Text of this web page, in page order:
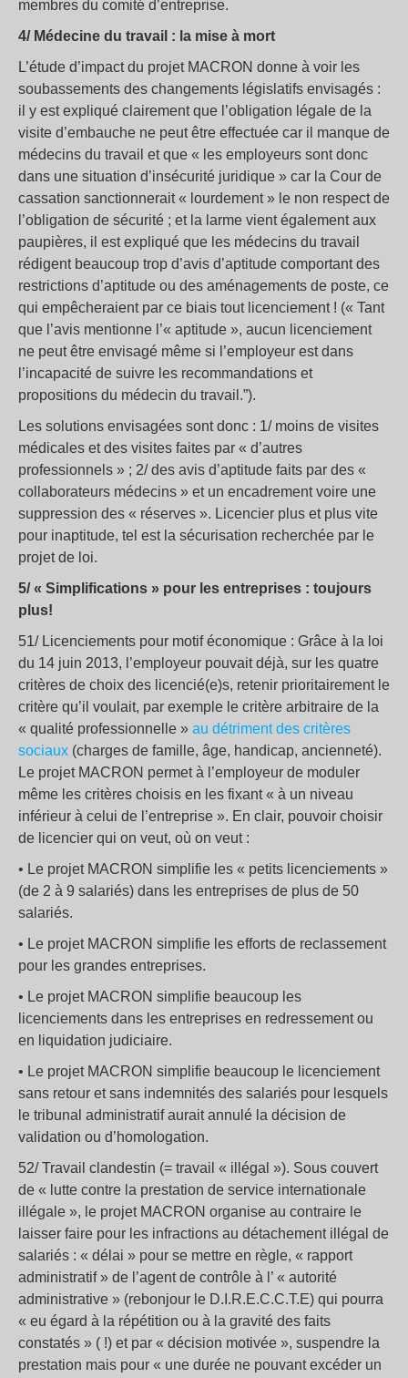
membres du comité d’entreprise.
4/ Médecine du travail : la mise à mort
L’étude d’impact du projet MACRON donne à voir les
soubassements des changements législatifs envisagés :
il y est expliqué clairement que l’obligation légale de la
visite d’embauche ne peut être effectuée car il manque de
médecins du travail et que « les employeurs sont donc
dans une situation d’insécurité juridique » car la Cour de
cassation sanctionnerait « lourdement » le non respect de
l’obligation de sécurité ; et la larme vient également aux
paupières, il est expliqué que les médecins du travail
rédigent beaucoup trop d’avis d’aptitude comportant des
restrictions d’aptitude ou des aménagements de poste, ce
qui empêcheraient par ce biais tout licenciement ! (« Tant
que l’avis mentionne l’« aptitude », aucun licenciement
ne peut être envisagé même si l’employeur est dans
l’incapacité de suivre les recommandations et
propositions du médecin du travail.”).
Les solutions envisagées sont donc : 1/ moins de visites
médicales et des visites faites par « d’autres
professionnels » ; 2/ des avis d’aptitude faits par des «
collaborateurs médecins » et un encadrement voire une
suppression des « réserves ». Licencier plus et plus vite
pour inaptitude, tel est la sécurisation recherchée par le
projet de loi.
5/ « Simplifications » pour les entreprises : toujours
plus!
51/ Licenciements pour motif économique : Grâce à la loi
du 14 juin 2013, l’employeur pouvait déjà, sur les quatre
critères de choix des licencié(e)s, retenir prioritairement le
critère qu’il voulait, par exemple le critère arbitraire de la
« qualité professionnelle » au détriment des critères
sociaux (charges de famille, âge, handicap, ancienneté).
Le projet MACRON permet à l’employeur de moduler
même les critères choisis en les fixant « à un niveau
inférieur à celui de l’entreprise ». En clair, pouvoir choisir
de licencier qui on veut, où on veut :
• Le projet MACRON simplifie les « petits licenciements »
(de 2 à 9 salariés) dans les entreprises de plus de 50
salariés.
• Le projet MACRON simplifie les efforts de reclassement
pour les grandes entreprises.
• Le projet MACRON simplifie beaucoup les
licenciements dans les entreprises en redressement ou
en liquidation judiciaire.
• Le projet MACRON simplifie beaucoup le licenciement
sans retour et sans indemnités des salariés pour lesquels
le tribunal administratif aurait annulé la décision de
validation ou d’homologation.
52/ Travail clandestin (= travail « illégal »). Sous couvert
de « lutte contre la prestation de service internationale
illégale », le projet MACRON organise au contraire le
laisser faire pour les infractions au détachement illégal de
salariés : « délai » pour se mettre en règle, « rapport
administratif » de l’agent de contrôle à l’ « autorité
administrative » (rebonjour le D.I.R.E.C.C.T.E) qui pourra
« eu égard à la répétition ou à la gravité des faits
constatés » ( !) et par « décision motivée », suspendre la
prestation mais pour « une durée ne pouvant excéder un